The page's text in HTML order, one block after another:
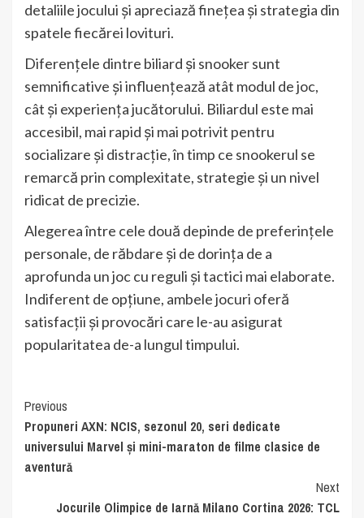
detaliile jocului și apreciază finețea și strategia din
spatele fiecărei lovituri.
Diferențele dintre biliard și snooker sunt
semnificative și influențează atât modul de joc,
cât și experiența jucătorului. Biliardul este mai
accesibil, mai rapid și mai potrivit pentru
socializare și distracție, în timp ce snookerul se
remarcă prin complexitate, strategie și un nivel
ridicat de precizie.
Alegerea între cele două depinde de preferințele
personale, de răbdare și de dorința de a
aprofunda un joc cu reguli și tactici mai elaborate.
Indiferent de opțiune, ambele jocuri oferă
satisfacții și provocări care le-au asigurat
popularitatea de-a lungul timpului.
Continue
Reading
Previous
Propuneri AXN: NCIS, sezonul 20, seri dedicate
universului Marvel și mini-maraton de filme clasice de
aventură
Next
Jocurile Olimpice de Iarnă Milano Cortina 2026: TCL